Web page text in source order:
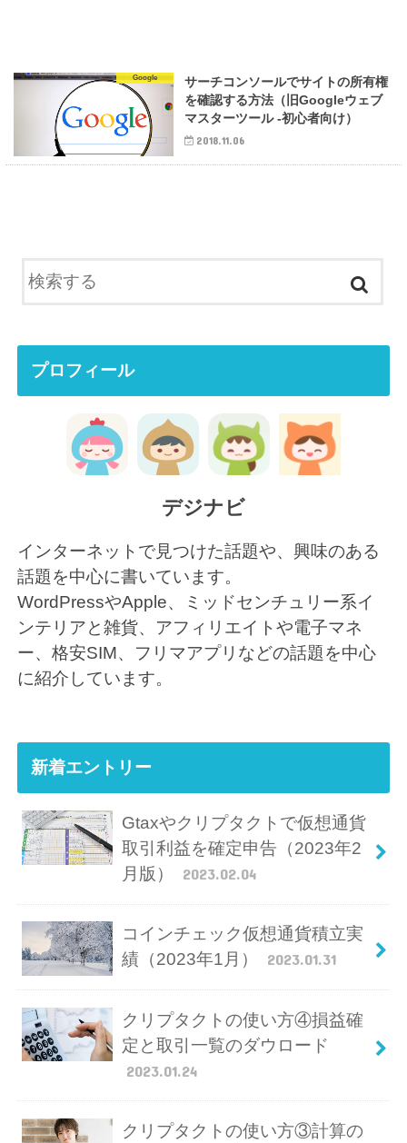
Google
サーチコンソールでサイトの所有権
を確認する方法（旧Googleウェブ
マスターツール -初心者向け）
2018.11.06
プロフィール
デジナビ
インターネットで見つけた話題や、興味のある
話題を中心に書いています。
WordPressやApple、ミッドセンチュリー系イ
ンテリアと雑貨、アフィリエイトや電子マネ
ー、格安SIM、フリマアプリなどの話題を中心
に紹介しています。
新着エントリー
Gtaxやクリプタクトで仮想通貨
取引利益を確定申告（2023年2
月版）
2023.02.04
コインチェック仮想通貨積立実
績（2023年1月）
2023.01.31
クリプタクトの使い方④損益確
定と取引一覧のダウロード
2023.01.24
クリプタクトの使い方③計算の